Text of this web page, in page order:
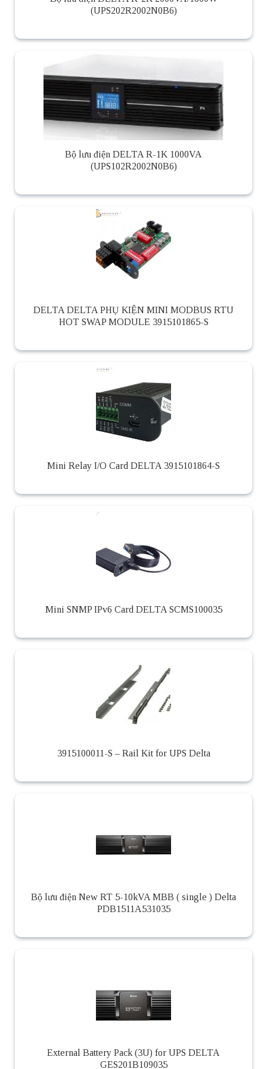
(UPS202R2002N0B6)
Bộ lưu điện DELTA R-1K 1000VA
(UPS102R2002N0B6)
DELTA DELTA PHỤ KIỆN MINI MODBUS RTU
HOT SWAP MODULE 3915101865-S
Mini Relay I/O Card DELTA 3915101864-S
Mini SNMP IPv6 Card DELTA SCMS100035
3915100011-S – Rail Kit for UPS Delta
Bộ lưu điện New RT 5-10kVA MBB ( single ) Delta
PDB1511A531035
External Battery Pack (3U) for UPS DELTA
GES201B109035